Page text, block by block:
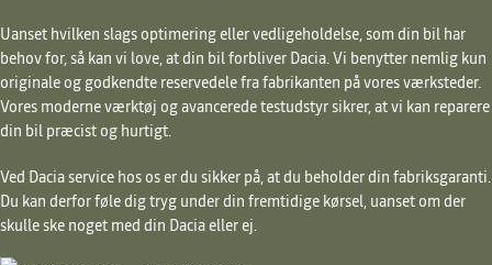
Uanset hvilken slags optimering eller vedligeholdelse, som din bil har
behov for, så kan vi love, at din bil forbliver Dacia. Vi benytter nemlig kun
originale og godkendte reservedele fra fabrikanten på vores værksteder.
Vores moderne værktøj og avancerede testudstyr sikrer, at vi kan reparere
din bil præcist og hurtigt.
Ved Dacia service hos os er du sikker på, at du beholder din fabriksgaranti.
Du kan derfor føle dig tryg under din fremtidige kørsel, uanset om der
skulle ske noget med din Dacia eller ej.